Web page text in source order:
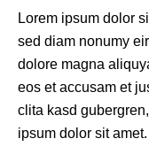
Lorem ipsum dolor
sed diam nonumy
dolore magna
eos et accusam et
clita kasd
ipsum dolor sit amet.